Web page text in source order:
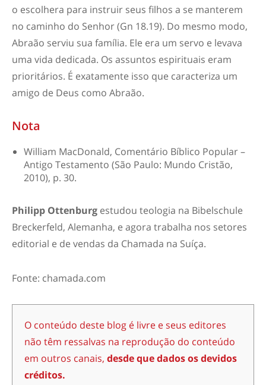
o escolhera para instruir seus filhos a se manterem
no caminho do Senhor (Gn 18.19). Do mesmo modo,
Abraão serviu sua família. Ele era um servo e levava
uma vida dedicada. Os assuntos espirituais eram
prioritários. É exatamente isso que caracteriza um
amigo de Deus como Abraão.
Nota
William MacDonald, Comentário Bíblico Popular –
Antigo Testamento (São Paulo: Mundo Cristão,
2010), p. 30.
Philipp Ottenburg estudou teologia na Bibelschule
Breckerfeld, Alemanha, e agora trabalha nos setores
editorial e de vendas da Chamada na Suíça.
Fonte: chamada.com
O conteúdo deste blog é livre e seus editores
não têm ressalvas na reprodução do conteúdo
em outros canais, desde que dados os devidos
créditos.